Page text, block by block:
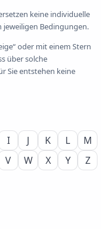
keine individuelle
jeweiligen Bedingungen.
oder mit einem Stern
über solche
Sie entstehen keine
I J K L
M
V W X Y
Z